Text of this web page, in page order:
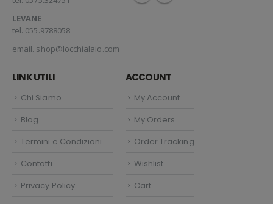
LEVANE
tel. 055.9788058
email. shop@locchialaio.com
LINK UTILI
Chi Siamo
Blog
Termini e Condizioni
Contatti
Privacy Policy
ACCOUNT
My Account
My Orders
Order Tracking
Wishlist
Cart